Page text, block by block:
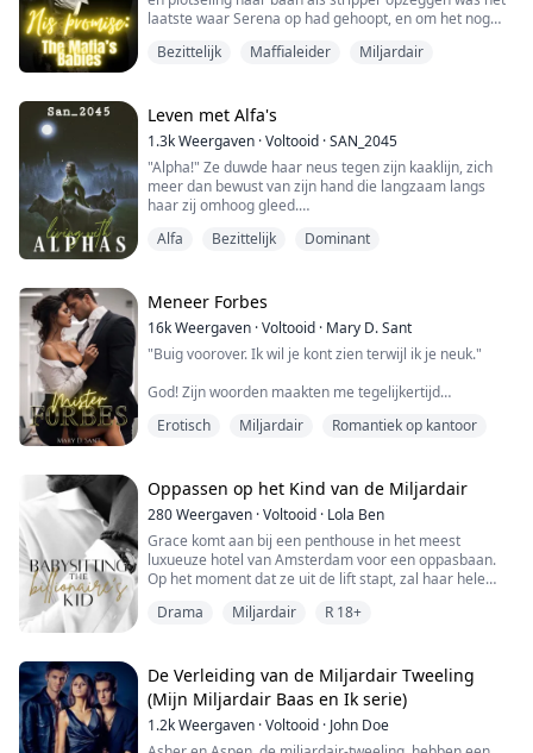
laatste waar Serena op had gehoopt, en om het nog
moeten de twee het laten werken. Wanneer Christian
Serena dwingt om door te gaan met een nepverlov...
Bezittelijk Maffialeider Miljardair
Leven met Alfa's
1.3kWeergaven ·Voltooid ·SAN_2045
"Alpha!" Ze duwde haar neus tegen zijn kaaklijn, zich
meer dan bewust van zijn hand die langzaam langs
haar zij omhoog gleed.
nodig..." Zijn hand was zo ruw, zo groot, en hoe hij over
zo gevoelig."
"Nee, ze hebben het geprobeerd... maar ik liet het ...
Alfa Bezittelijk Dominant
Meneer Forbes
16kWeergaven ·Voltooid · Mary D. Sant
"Buig voorover. Ik wil je kont zien terwijl ik je neuk."
God! Zijn woorden maakten me tegelijkertijd
dezelfde klootzak, arrogant en bazig als altijd, die alles
"Waarom zou ik dat doen?" vroeg ik, terwijl ik mijn
benen voelde verzwakken.
"Sorry als ik je het idee heb gegeven dat je een keuze
had," zei hij voordat hij mijn ...
Erotisch Miljardair Romantiek op kantoor
Oppassen op het Kind van de Miljardair
280Weergaven ·Voltooid · Lola Ben
Grace komt aan bij een penthouse in het meest
luxueuze hotel van Amsterdam voor een oppasbaan.
Op het moment dat ze uit de lift stapt, zal haar hele
haar werkgever, de vader van een vijfjarige, heeft een
achtervolgen haar sinds hun eerste ontmoeting...
Drama Miljardair R 18+
De Verleiding van de Miljardair Tweeling
(Mijn Miljardair Baas en Ik serie)
1.2kWeergaven ·Voltooid · John Doe